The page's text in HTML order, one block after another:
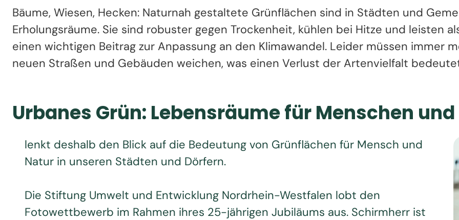
Bäume, Wiesen, Hecken: Naturnah gestaltete Grünflächen sind in Städten und
Erholungsräume. Sie sind robuster gegen Trockenheit, kühlen bei Hitze und leisten
einen wichtigen Beitrag zur Anpassung an den Klimawandel. Leider müssen immer
neuen Straßen und Gebäuden weichen, was einen Verlust der Artenvielfalt
Urbanes Grün: Lebensräume für Menschen
lenkt deshalb den Blick auf die Bedeutung von Grünflächen für Mensch und
Natur in unseren Städten und Dörfern.
Die Stiftung Umwelt und Entwicklung Nordrhein-Westfalen lobt den
Fotowettbewerb im Rahmen ihres 25-jährigen Jubiläums aus. Schirmherr ist